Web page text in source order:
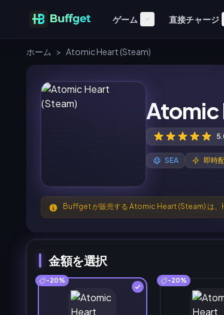
ゲーム 直接チャージ
ホーム > Atomic Heart (Steam)
Atomic
SEA 即時
Buffget が販売する Atomic Heart (Steam) は、
金額を選択
-20% -20%